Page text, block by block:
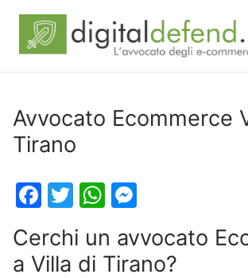
Avvocato Ecommerce
Tirano
Facebook
TwitterWhatsApp
Cerchi un avvocato
a Villa di Tirano?